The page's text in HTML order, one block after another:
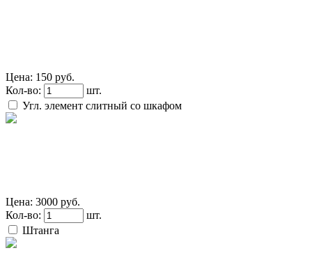
Цена: 150 руб.
Кол-во:
шт.
Угл. элемент слитный со шкафом
Цена: 3000 руб.
Кол-во:
шт.
Штанга